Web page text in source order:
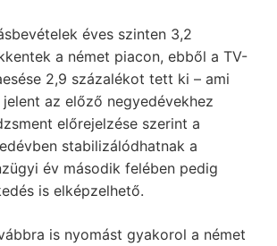
éves szinten 3,2
a német piacon, ebből a TV-
2,9 százalékot tett ki – ami
az előző negyedévekhez
előrejelzése szerint a
stabilizálódhatnak a
év második felében pedig
is elképzelhető.
is nyomást gyakorol a német